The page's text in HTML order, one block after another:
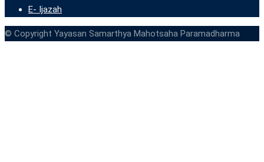
E- Ijazah
© Copyright Yayasan Samarthya Mahotsaha Paramadharma